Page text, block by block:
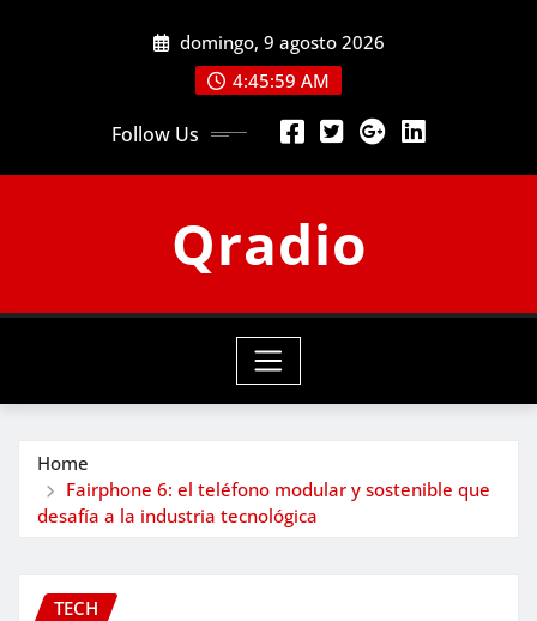
domingo, 9 agosto 2026
4:46:01 AM
Follow Us
Qradio
Home
Fairphone 6: el teléfono modular y sostenible que
desafía a la industria tecnológica
TECH